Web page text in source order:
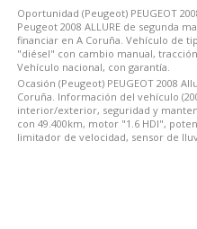
Oportunidad (Peugeot) PEUGEOT
Peugeot 2008 ALLURE de segunda
financiar en A Coruña. Vehículo de
"diésel" con cambio manual,
Vehículo nacional, con garantía.
Ocasión (Peugeot) PEUGEOT 2008
Coruña. Información del vehículo
interior/exterior, seguridad y
con 49.400km, motor "1.6 HDI",
limitador de velocidad, sensor de